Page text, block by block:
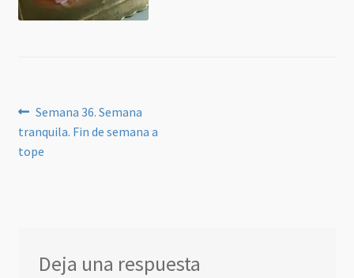
Navegación
de
Anterior:
Semana 36. Semana
tranquila. Fin de semana a
tope
Deja una respuesta